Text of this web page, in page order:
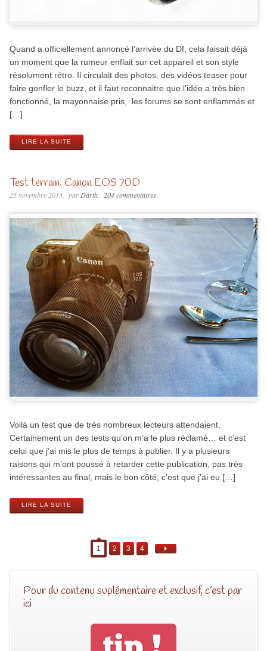
Quand a officiellement annoncé l’arrivée du Df, cela faisait déjà
un moment que la rumeur enflait sur cet appareil et son style
résolument rétro. Il circulait des photos, des vidéos teaser pour
faire gonfler le buzz, et il faut reconnaitre que l’idée a très bien
fonctionné, la mayonnaise pris, les forums se sont enflammés et
[…]
LIRE LA SUITE
Test terrain: Canon EOS 70D
25 novembre 2013 par Darth 204 commentaires
Voilà un test que de très nombreux lecteurs attendaient.
Certainement un des tests qu’on m’a le plus réclamé… et c’est
celui que j’ai mis le plus de temps à publier. Il y a plusieurs
raisons qui m’ont poussé à retarder cette publication, pas très
intéressantes au final, mais le bon côté, c’est que j’ai eu […]
LIRE LA SUITE
1 2 3 4
Pour du contenu suplémentaire et exclusif, c’est par
ici